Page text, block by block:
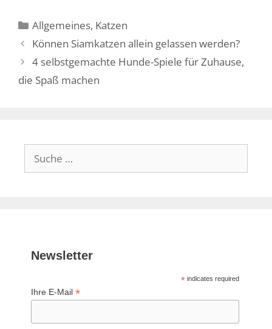
Kategorien
Allgemeines, Katzen
Können Siamkatzen allein gelassen werden?
4 selbstgemachte Hunde-Spiele für Zuhause,
die Spaß machen
nach:
Newsletter
*indicates required
Ihre E-Mail*